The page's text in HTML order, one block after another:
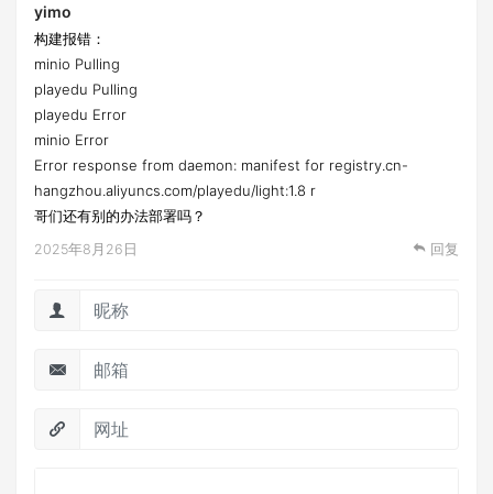
yimo
构建报错：
minio Pulling
playedu Pulling
playedu Error
minio Error
Error response from daemon: manifest for registry.cn-
hangzhou.aliyuncs.com/playedu/light:1.8 r
哥们还有别的办法部署吗？
2025年8月26日 回复